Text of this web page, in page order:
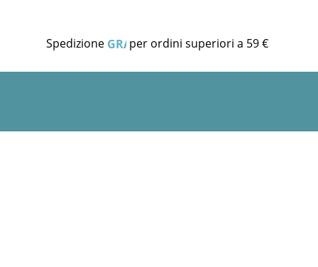
SpedizioneGRATUITA
per ordini superiori a 59 €